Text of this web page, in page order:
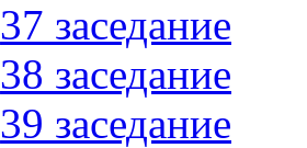
37 заседание
38 заседание
39 заседание